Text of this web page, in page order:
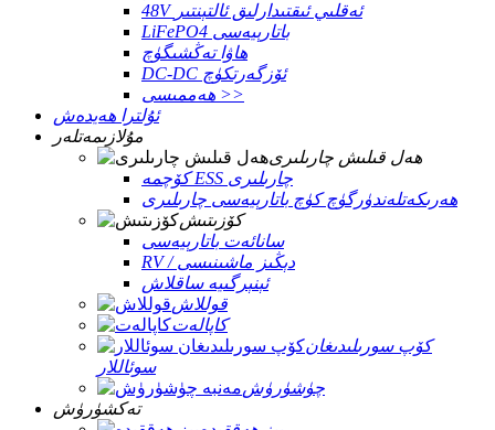
48V ئەقلىي ئىقتىدارلىق ئالتېنتىر
LiFePO4 باتارېيەسى
ھاۋا تەڭشىگۈچ
DC-DC ئۆزگەرتكۈچ
ھەممىسى >>
ئۇلترا ھەيدەش
مۇلازىمەتلەر
ھەل قىلىش چارىلىرى
كۆچمە ESS چارىلىرى
ھەرىكەتلەندۈرگۈچ كۈچ باتارېيەسى چارىلىرى
كۆزىتىش
سانائەت باتارېيەسى
RV / دېڭىز ماشىنىسى
ئېنېرگىيە ساقلاش
قوللاش
كاپالەت
كۆپ سورىلىدىغان
سوئاللار
چۈشۈرۈش
تەكشۈرۈش